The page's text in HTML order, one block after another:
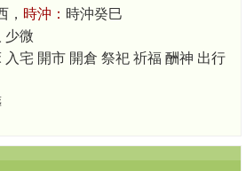
， 時沖： 時沖癸巳
少微
入宅 開市 開倉 祭祀 祈福 酬神 出行